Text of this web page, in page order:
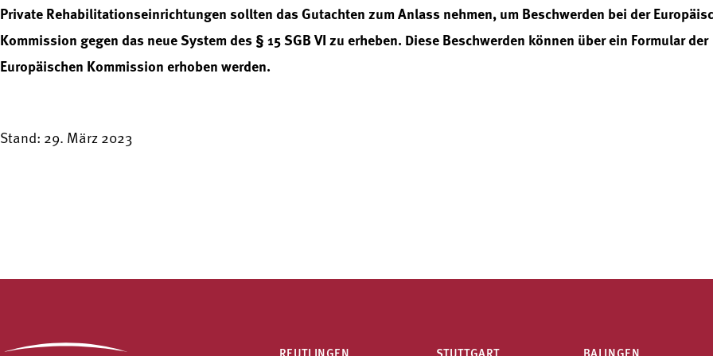
Private Rehabilitationseinrichtungen sollten das Gutachten zum Anlass nehmen, um Beschwerden bei der
Kommission gegen das neue System des § 15 SGB VI zu erheben. Diese Beschwerden können über ein Formular der
Europäischen Kommission erhoben werden.
Stand: 29. März 2023